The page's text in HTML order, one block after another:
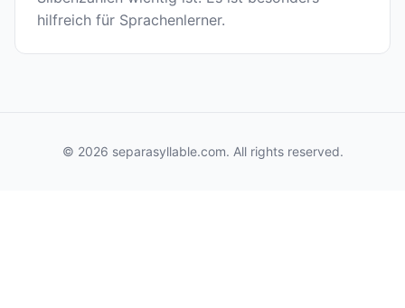
hilfreich für Sprachenlerner.
© 2026 separasyllable.com. All rights reserved.